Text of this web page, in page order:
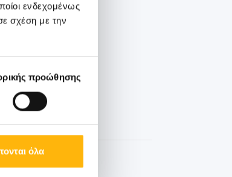
ενδεχομένως
σχέση με την
προώθησης
όλα